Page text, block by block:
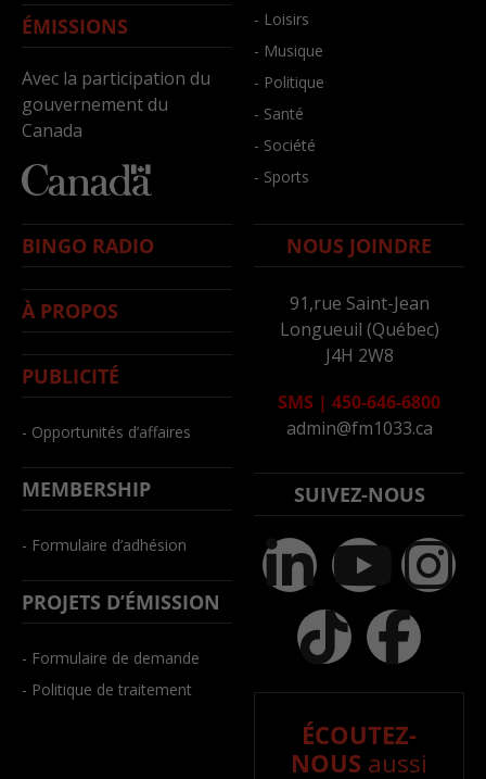
ÉMISSIONS
Avec la participation du
gouvernement du
Canada
- Loisirs
- Musique
- Politique
- Santé
- Société
- Sports
BINGO RADIO
À PROPOS
PUBLICITÉ
- Opportunités d’affaires
MEMBERSHIP
- Formulaire d’adhésion
PROJETS D’ÉMISSION
- Formulaire de demande
- Politique de traitement
NOUS JOINDRE
91,rue Saint-Jean
Longueuil (Québec)
J4H 2W8
SMS | 450-646-6800
admin@fm1033.ca
SUIVEZ-NOUS
ÉCOUTEZ-
NOUS aussi